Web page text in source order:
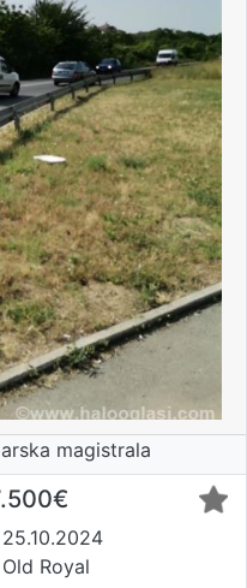
magistrala
25.10.2024
Old Royal